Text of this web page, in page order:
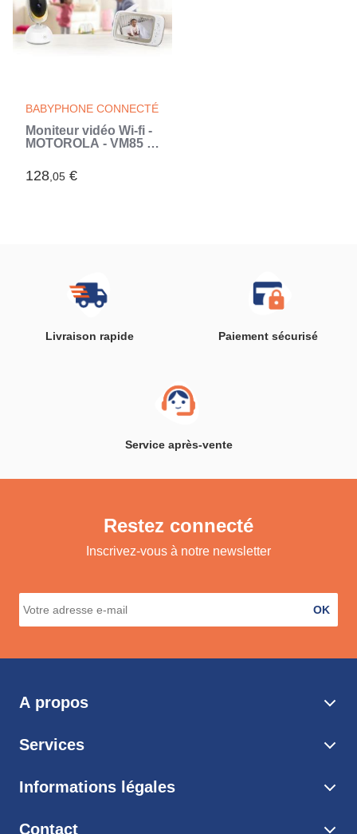
BABYPHONE CONNECTÉ
Moniteur vidéo Wi-fi -
MOTOROLA - VM85 -
Ecran - Infrarouge -
Blanc (Blanc)
128,05 €
Livraison rapide Paiement sécurisé
Service après-vente
Restez connecté
Inscrivez-vous à notre newsletter
OK
A propos
Services
Informations légales
Contact